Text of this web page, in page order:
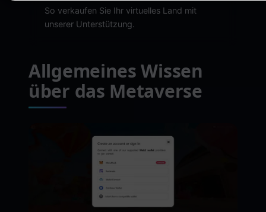
So verkaufen Sie Ihr virtuelles Land mit
unserer Unterstützung.
Allgemeines Wissen
über das Metaverse